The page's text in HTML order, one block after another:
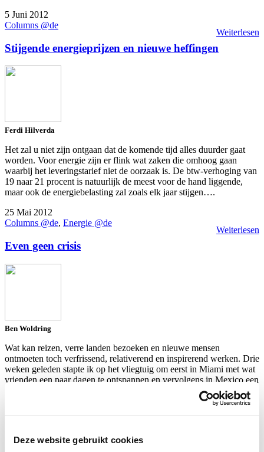
Deze website gebruikt cookies
Weiterlesen
5 Juni 2012
Columns @de
Stijgende energieprijzen en nieuwe heffingen
Ferdi Hilverda
Het zal u niet zijn ontgaan dat de komende tijd alles duurder gaat
worden. Voor energie zijn er flink wat zaken die omhoog gaan
waarbij het leveringstarief niet de oorzaak is. De btw-verhoging van
19 naar 21 procent is natuurlijk de meest voor de hand liggende,
maar ook de energiebelasting zal zoals elk jaar stijgen….
Weiterlesen
25 Mai 2012
Columns @de, Energie @de
Even geen crisis
Ben Woldring
Wat kan reizen, verre landen bezoeken en nieuwe mensen
ontmoeten toch verfrissend, relativerend en inspirerend werken. Drie
weken geleden stapte ik op het vliegtuig om eerst in Miami met wat
vrienden een paar dagen te ontspannen en vervolgens in Mexico een
door EYES georganiseerd evenement voor jonge ondernemers bij te